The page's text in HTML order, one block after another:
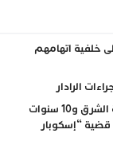
خلفية اتهامهم
الرادار
12سنة سجنا لبعيوي الرئيس السابق لمجلس جهة الشرق و10 سنوات
قضية “إسكوبار